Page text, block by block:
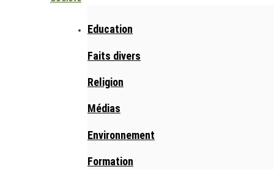
Education
Faits divers
Religion
Médias
Environnement
Formation